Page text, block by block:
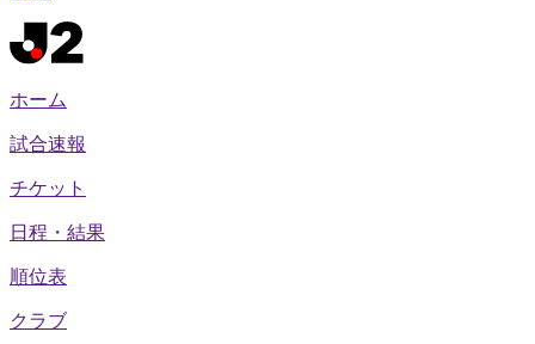
ホーム
試合速報
チケット
日程・結果
順位表
クラブ